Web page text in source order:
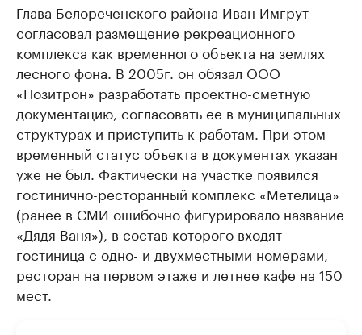
Глава Белореченского района Иван Имгрут
согласовал размещение рекреационного
комплекса как временного объекта на землях
лесного фона. В 2005г. он обязал ООО
«Позитрон» разработать проектно-сметную
документацию, согласовать ее в муниципальных
структурах и приступить к работам. При этом
временный статус объекта в документах указан
уже не был. Фактически на участке появился
гостинично-ресторанный комплекс «Метелица»
(ранее в СМИ ошибочно фигурировало название
«Дядя Ваня»), в состав которого входят
гостиница с одно- и двухместными номерами,
ресторан на первом этаже и летнее кафе на 150
мест.